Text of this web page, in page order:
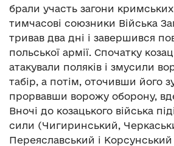
брали участь загони
тимчасові союзники Війська
тривав два дні і завершився
польської армії. Спочатку
атакували поляків і змусили
табір, а потім, оточивши його
прорвавши ворожу оборону,
Вночі до козацького війська
сили (Чигиринський,
Переяславський і